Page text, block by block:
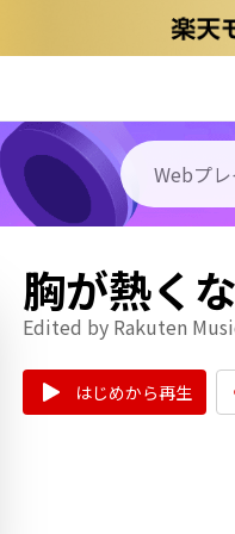
胸が熱く
Edited by Rakuten
はじめから再生